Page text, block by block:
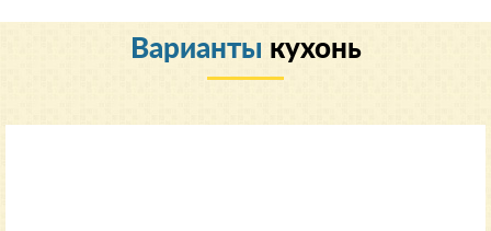
Варианты кухонь